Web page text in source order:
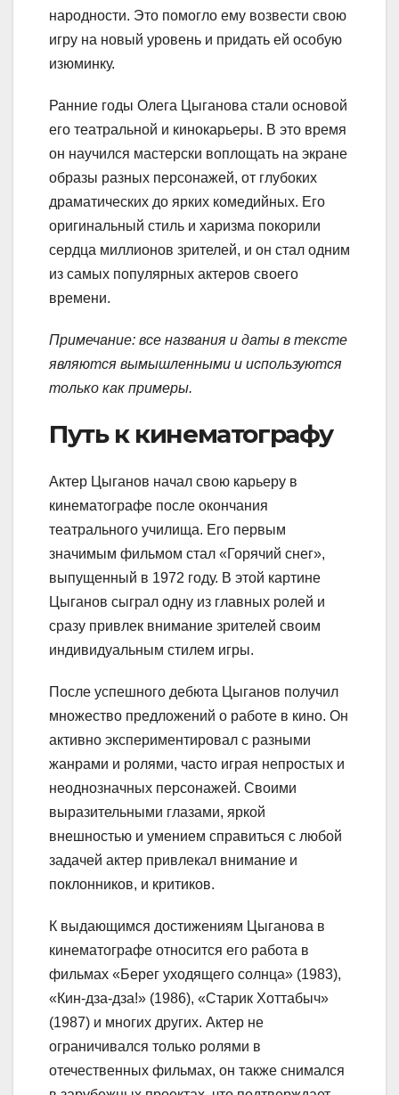
народности. Это помогло ему возвести свою
игру на новый уровень и придать ей особую
изюминку.
Ранние годы Олега Цыганова стали основой
его театральной и кинокарьеры. В это время
он научился мастерски воплощать на экране
образы разных персонажей, от глубоких
драматических до ярких комедийных. Его
оригинальный стиль и харизма покорили
сердца миллионов зрителей, и он стал одним
из самых популярных актеров своего
времени.
Примечание: все названия и даты в тексте
являются вымышленными и используются
только как примеры.
Путь к кинематографу
Актер Цыганов начал свою карьеру в
кинематографе после окончания
театрального училища. Его первым
значимым фильмом стал «Горячий снег»,
выпущенный в 1972 году. В этой картине
Цыганов сыграл одну из главных ролей и
сразу привлек внимание зрителей своим
индивидуальным стилем игры.
После успешного дебюта Цыганов получил
множество предложений о работе в кино. Он
активно экспериментировал с разными
жанрами и ролями, часто играя непростых и
неоднозначных персонажей. Своими
выразительными глазами, яркой
внешностью и умением справиться с любой
задачей актер привлекал внимание и
поклонников, и критиков.
К выдающимся достижениям Цыганова в
кинематографе относится его работа в
фильмах «Берег уходящего солнца» (1983),
«Кин-дза-дза!» (1986), «Старик Хоттабыч»
(1987) и многих других. Актер не
ограничивался только ролями в
отечественных фильмах, он также снимался